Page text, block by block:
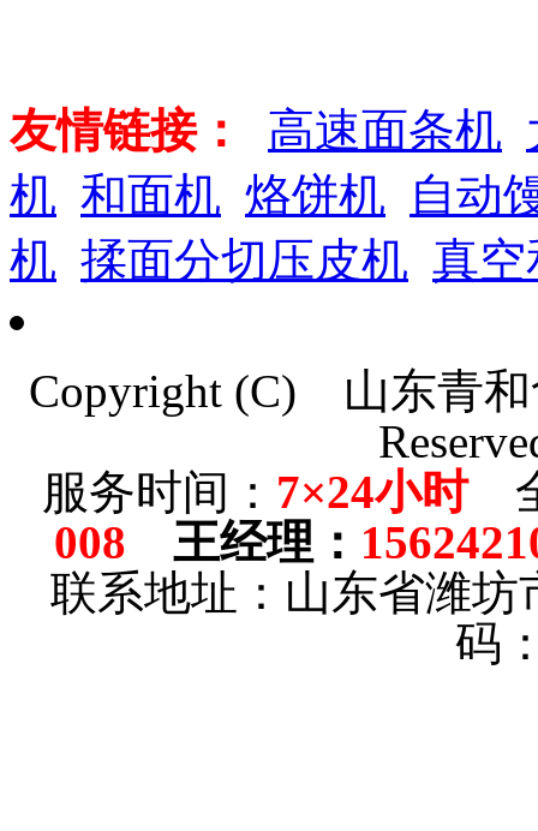
友情链接： 高速面条机
机 和面机 烙饼机
自动
机 揉面分切压皮机 真空
Copyright (C) 山东青
服务时间： 7×24小时全
008 王经理 ：
联系地址：山东省潍
码